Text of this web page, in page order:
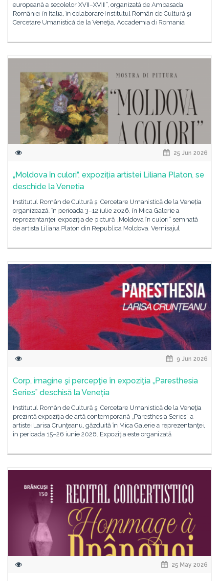
europeană a secolelor XVII–XVIII”, organizată de Ambasada
României în Italia, în colaborare Institutul Român de Cultură şi
Cercetare Umanistică de la Veneţia, Accademia di Romania
25 Jun 2026
„Moldova în culori”, expoziția artistei Liliana Platon, se
deschide la Veneția
Institutul Român de Cultură și Cercetare Umanistică de la Veneția
organizează, în perioada 3–12 iulie 2026, în Mica Galerie a
reprezentanței, expoziția de pictură „Moldova în culori” semnată
de artista Liliana Platon din Republica Moldova. Vernisajul
9 Jun 2026
Corp, imagine şi percepţie în expoziţia „Paresthesia
Series” deschisă la Veneția
Institutul Român de Cultură şi Cercetare Umanistică de la Veneţia
prezintă expoziţia de artă contemporană „Paresthesia Series” a
artistei Larisa Crunţeanu, găzduită în Mica Galerie a reprezentanţei,
în perioada 15–26 iunie 2026. Expoziţia este organizată
25 May 2026